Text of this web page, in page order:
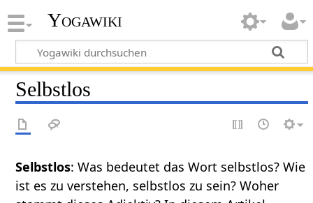
Yogawiki
Selbstlos
Selbstlos: Was bedeutet das Wort selbstlos? Wie
ist es zu verstehen, selbstlos zu sein? Woher